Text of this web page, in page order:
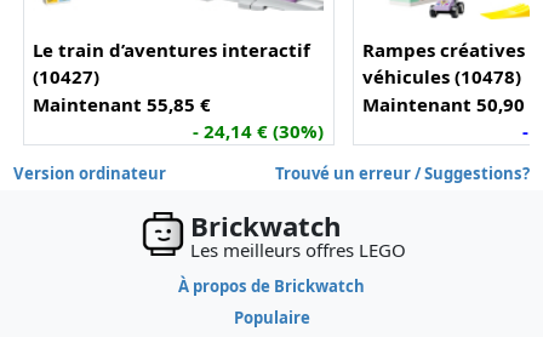
Le train d’aventures interactif
(10427)
Maintenant 55,85 €
- 24,14 € (30%)
Rampes créatives
véhicules (10478)
Maintenant 50,90 €
-
Version ordinateur Trouvé un erreur / Suggestions?
Brickwatch
Les meilleurs offres LEGO
À propos de Brickwatch
Populaire